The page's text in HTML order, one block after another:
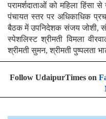
परामर्शदाताओं को महिला हिंसा
पंचायत स्तर पर अधिकाधिक
बैठक में उपनिदेशक संजय जोशी,
स्पेशलिस्ट श्रीमती विमला
श्रीमती सुमन, श्रीमती पुष्पलता
Follow UdaipurTimes on